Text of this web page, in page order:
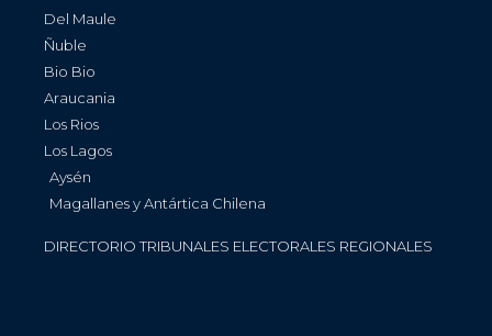
Del Maule
Ñuble
Bio Bio
Araucania
Los Rios
Los Lagos
Aysén
Magallanes y Antártica Chilena
DIRECTORIO TRIBUNALES ELECTORALES REGIONALES